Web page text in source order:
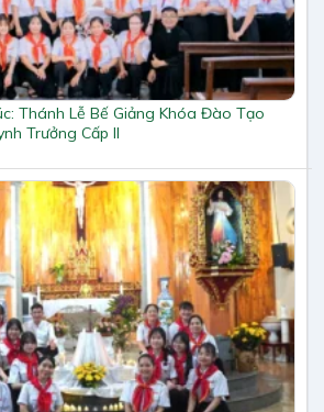
Thánh Lễ Bế Giảng Khóa Đào Tạo
Trưởng Cấp II